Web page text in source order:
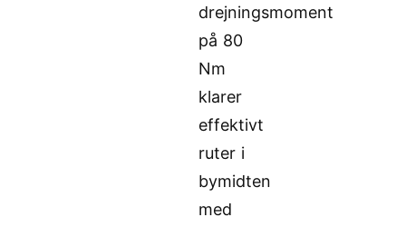
drejningsmoment
på 80
Nm
klarer
effektivt
ruter i
bymidten
med